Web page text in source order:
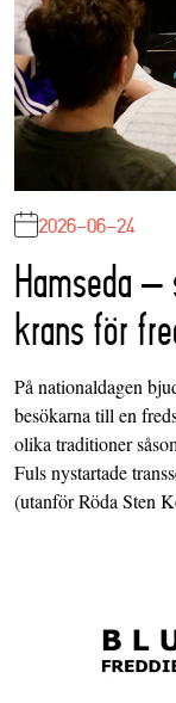
2026-06-24
Hamseda –
krans för
På nationaldagen
besökarna till en
olika traditioner
Fuls nystartade
(utanför Röda Sten